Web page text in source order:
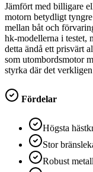
Jämfört med billigare
motorn betydligt
mellan båt och
hk-modellerna i testet,
detta ändå ett prisvärt
som utombordsmotor
styrka där det
Fördelar
Högsta
Stor
Robust